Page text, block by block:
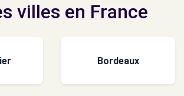
villes en France
Bordeaux